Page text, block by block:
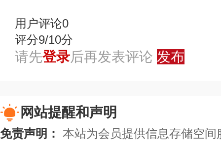
用户评论0
评分9/10分
请先登录后再发表评论 发布
网站提醒和声明
免责声明： 本站为会员提供信息存储空